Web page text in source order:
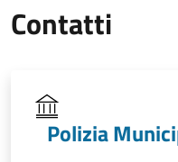
Contatti
Polizia